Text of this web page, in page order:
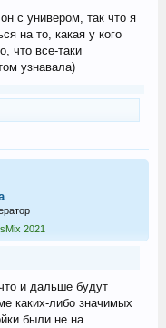
с универом, так что я
на то, какая у кого
что все-таки
узнавала)
2021
и дальше будут
каких-либо значимых
были не на